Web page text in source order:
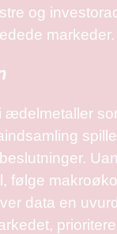
og
markeder.
ædelmetaller
følge
data en